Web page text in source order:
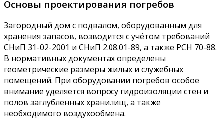
Основы проектирования погребов
Загородный дом с подвалом, оборудованным для
хранения запасов, возводится с учётом требований
СНиП 31-02-2001 и СНиП 2.08.01-89, а также РСН 70-88.
В нормативных документах определены
геометрические размеры жилых и служебных
помещений. При оборудовании погребов особое
внимание уделяется вопросу гидроизоляции стен и
полов заглубленных хранилищ, а также
необходимого воздухообмена.